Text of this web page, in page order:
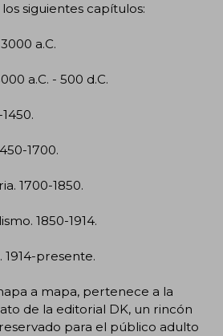
siguientes capítulos:
a.C.
a.C. - 500 d.C.
1700.
1700-1850.
1850-1914.
presente.
a mapa, pertenece a la
de la editorial DK, un rincón
para el público adulto